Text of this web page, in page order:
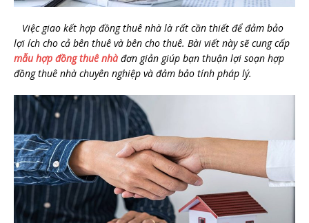
Việc giao kết hợp đồng thuê nhà là rất cần thiết để đảm bảo
lợi ích cho cả bên thuê và bên cho thuê. Bài viết này sẽ cung cấp
mẫu hợp đồng thuê nhà đơn giản giúp bạn thuận lợi soạn hợp
đồng thuê nhà chuyên nghiệp và đảm bảo tính pháp lý.